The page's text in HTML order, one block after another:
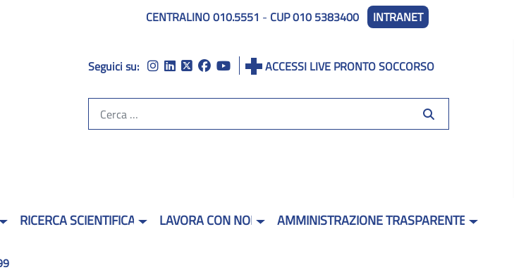
CENTRALINO 010.5551 - CUP 010 5383400 INTRANET
Seguici su: ACCESSI LIVE PRONTO SOCCORSO
RICERCA SCIENTIFICA LAVORA CON NOI AMMINISTRAZIONE TRASPARENTE